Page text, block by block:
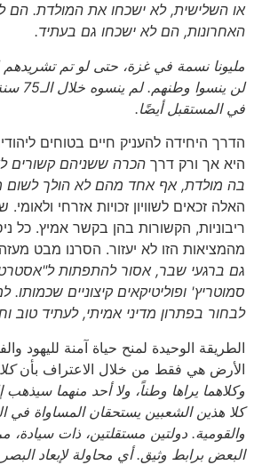
האחרונות, הם לא ישכחו גם בעתיד.
مليونا نسمة في غزة، حتى لو تم تشريدهم
لن
في المستقبل أيضًا.
הדרך היחידה להעניק חיים בטוחים
היא אך ורק דרך הכרה ששניהם קשורים
בה מולדת, אף אחד מהם לא הולך לשום
האלה זכאים לשוויון זכויות אזרחי
ריבוניות, הקשורות בהן בקשר אמיץ. כל
מהמציאות הזו לא יעזור. הסרנו מבט
גם ברגעי שבר, אסור להתפתות
סמוטריץ' ופוליטיקאים קיצוניים שכמותו.
לבחור בפתרון מדיני אמיתי, לעתיד טוב
الطريقة الوحيدة لمنح حياة آمنة لليهود
الأرض هي فقط من خلال الاعتراف بأن
وكلاهما يراها وطناً، ولا أحد منهما سيذهب
كلا هذين الشعبين يستحقان المساواة في
والقومية. دولتين مستقلتين، ذات سيادة،
البعض برابط وثيق. أي محاولة لإبعاد